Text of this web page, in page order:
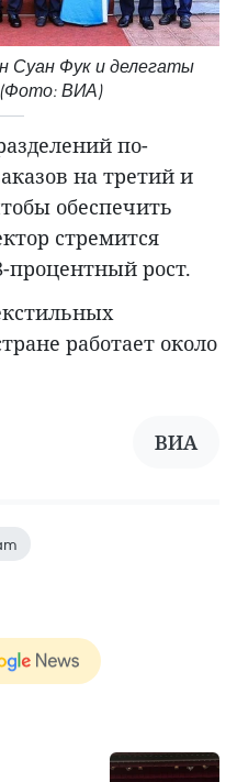
Суан Фук и делегаты
ВИА)
по-
на третий и
обеспечить
стремится
процентный рост.
работает около
ВИА